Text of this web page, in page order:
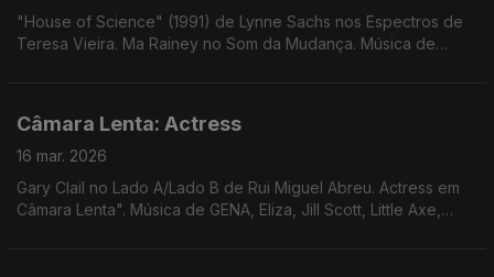
"House of Science" (1991) de Lynne Sachs nos Espectros de
Teresa Vieira. Ma Rainey no Som da Mudança. Música de
Câmara Lenta: Actress
16 mar. 2026
Gary Clail no Lado A/Lado B de Rui Miguel Abreu. Actress em
Câmara Lenta". Música de GENA, Eliza, Jill Scott, Little Axe,